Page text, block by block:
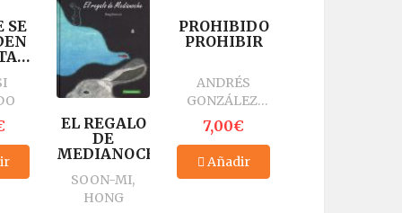
SE
EL REGALO
DE
MEDIANOCHE
SOON-MI,
HONG
PROHIBIDO
PROHIBIR
ANDRÉS
GONZÁLEZ,
JOSÉ CARLOS
7,00€
Añadir